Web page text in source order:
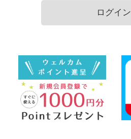
ログイン